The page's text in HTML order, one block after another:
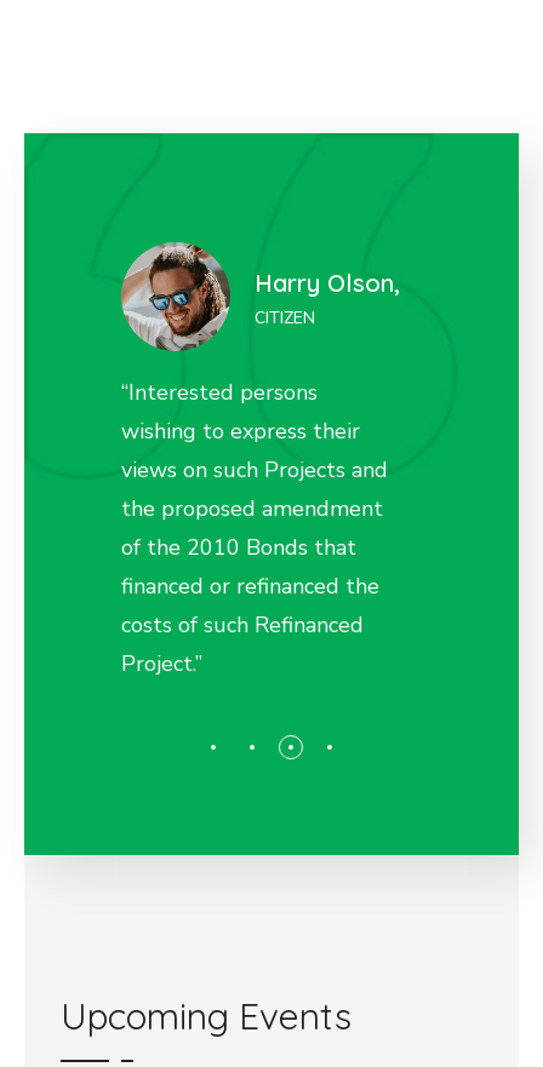
Liza Wilson,
CITIZEN
“Interested persons
wishing to express their
views on such Projects and
the proposed amendment
of the 2010 Bonds that
financed or refinanced the
costs of such Refinanced
Project.”
Upcoming Events